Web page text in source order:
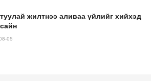
жилтнээ аливаа үйлийг хийхэд
05